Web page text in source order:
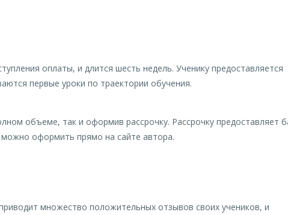
оплаты, и длится шесть недель. Ученику предоставляется
первые уроки по траектории обучения.
объеме, так и оформив рассрочку. Рассрочку предоставляет
оформить прямо на сайте автора.
множество положительных отзывов своих учеников, и